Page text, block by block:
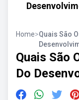
Home>Quais São
Quais São
Do